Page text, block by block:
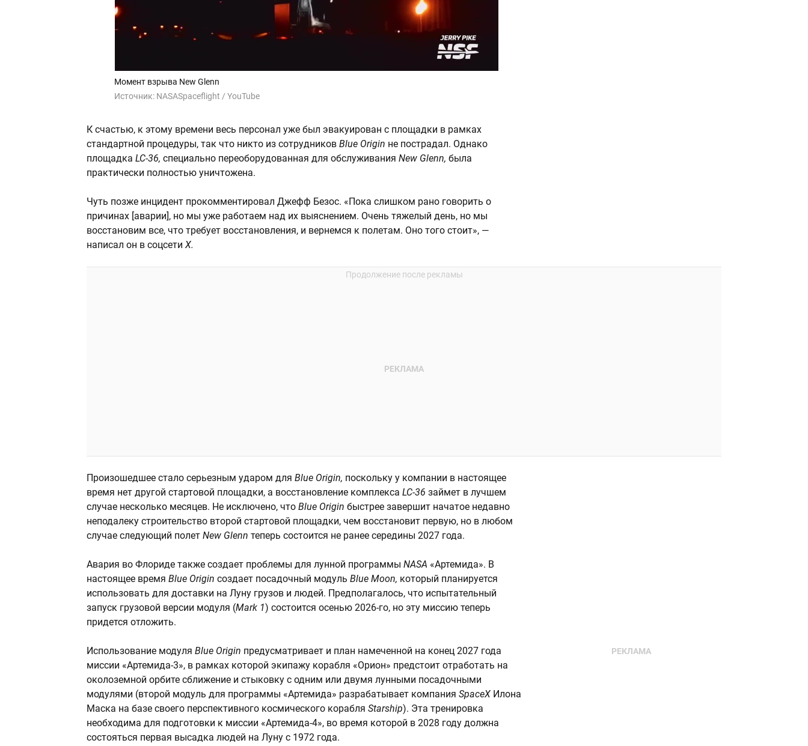
Момент взрыва New Glenn
Источник: NASASpaceflight / YouTube
К счастью, к этому времени весь персонал уже был эвакуирован с площадки в рамках
стандартной процедуры, так что никто из сотрудников Blue Origin не пострадал. Однако
площадка LC-36, специально переоборудованная для обслуживания New Glenn, была
практически полностью уничтожена.
Чуть позже инцидент прокомментировал Джефф Безос. «Пока слишком рано говорить о
причинах [аварии], но мы уже работаем над их выяснением. Очень тяжелый день, но мы
восстановим все, что требует восстановления, и вернемся к полетам. Оно того стоит», —
написал он в соцсети X.
Произошедшее стало серьезным ударом для Blue Origin, поскольку у компании в настоящее
время нет другой стартовой площадки, а восстановление комплекса LC-36 займет в лучшем
случае несколько месяцев. Не исключено, что Blue Origin быстрее завершит начатое недавно
неподалеку строительство второй стартовой площадки, чем восстановит первую, но в любом
случае следующий полет New Glenn теперь состоится не ранее середины 2027 года.
Авария во Флориде также создает проблемы для лунной программы NASA «Артемида». В
настоящее время Blue Origin создает посадочный модуль Blue Moon, который планируется
использовать для доставки на Луну грузов и людей. Предполагалось, что испытательный
запуск грузовой версии модуля (Mark 1) состоится осенью 2026-го, но эту миссию теперь
придется отложить.
Использование модуля Blue Origin предусматривает и план намеченной на конец 2027 года
миссии «Артемида-3», в рамках которой экипажу корабля «Орион» предстоит отработать на
околоземной орбите сближение и стыковку с одним или двумя лунными посадочными
модулями (второй модуль для программы «Артемида» разрабатывает компания SpaceX Илона
Маска на базе своего перспективного космического корабля Starship). Эта тренировка
необходима для подготовки к миссии «Артемида-4», во время которой в 2028 году должна
состояться первая высадка людей на Луну с 1972 года.